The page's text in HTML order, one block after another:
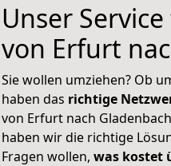
Unser
von Erfurt
Sie wollen umziehen? Ob
haben das richtige
von Erfurt nach
haben wir die richtige
Fragen wollen, was kostet